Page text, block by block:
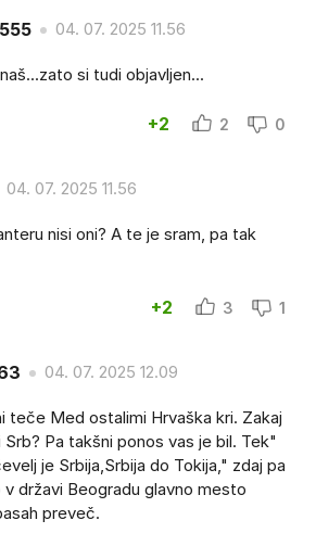
04. 07. 2025 11.56
si tudi objavljen...
+2 2 0
04. 07. 2025 11.56
nisi oni? A te je sram, pa tak
+2 3 1
04. 07. 2025 12.09
teče Med ostalimi Hrvaška kri. Zakaj
Pa takšni ponos vas je bil. Tek"
je Srbija,Srbija do Tokija," zdaj pa
državi Beogradu glavno mesto
preveč.